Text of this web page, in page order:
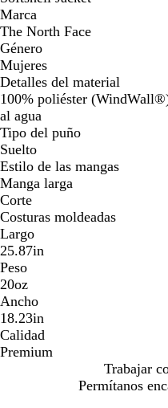
Marca
The North Face
Género
Mujeres
Detalles del material
100% poliéster
al agua
Tipo del puño
Suelto
Estilo de las mangas
Manga larga
Corte
Costuras moldeadas
Largo
25.87in
Peso
20oz
Ancho
18.23in
Calidad
Premium
Trabajar
Permítanos